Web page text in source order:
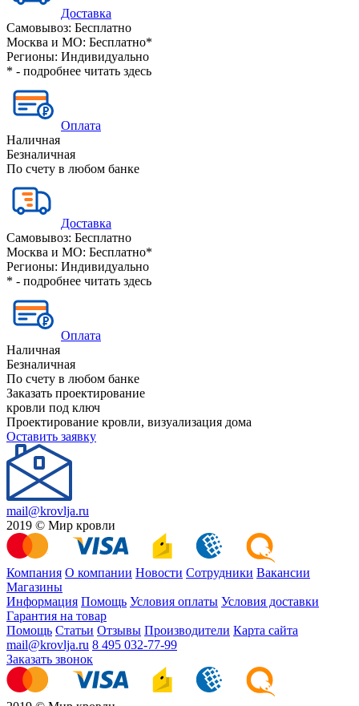
Доставка
Самовывоз: Бесплатно
Москва и МО: Бесплатно*
Регионы: Индивидуально
* - подробнее читать здесь
Оплата
Наличная
Безналичная
По счету в любом банке
Доставка
Самовывоз: Бесплатно
Москва и МО: Бесплатно*
Регионы: Индивидуально
* - подробнее читать здесь
Оплата
Наличная
Безналичная
По счету в любом банке
Заказать проектирование
кровли под ключ
Проектирование кровли, визуализация дома
Оставить заявку
mail@krovlja.ru
2019 © Мир кровли
Компания О компании Новости Сотрудники Вакансии
Магазины
Информация Помощь Условия оплаты Условия доставки
Гарантия на товар
Помощь Статьи Отзывы Производители Карта сайта
mail@krovlja.ru 8 495 032-77-99
Заказать звонок